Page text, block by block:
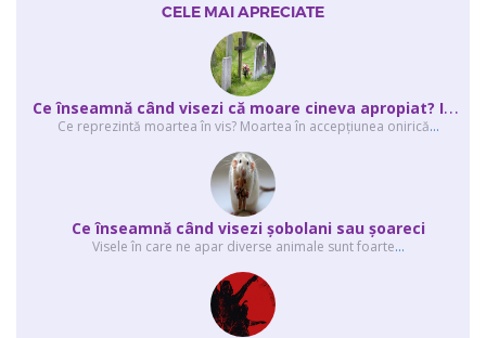
CELE MAI APRECIATE
C
e înseamnă când visezi că moare cineva apropiat? Interpretarea visului în ...
Ce reprezintă moartea în vis? Moartea în accepţiunea onirică...
Ce înseamnă când visezi şobolani sau şoareci
Visele în care ne apar diverse animale sunt foarte...